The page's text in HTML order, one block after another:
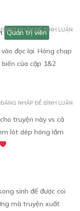
Free
Quản trị viên
đọc lại. Hóng chap
của cặp 1&2
ĐĂNG NHẬP ĐỂ BÌNH LUẬN
truyện này vs cả
lót dép hóng lắm
ĐĂNG NHẬP ĐỂ BÌNH LUẬN
sinh để được coi
mà truyện xuất